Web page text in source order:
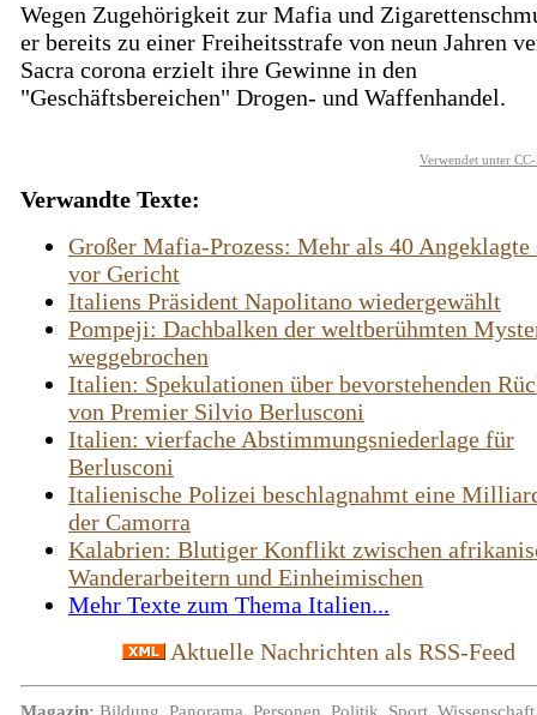
Wegen Zugehörigkeit zur Mafia und
er bereits zu einer Freiheitsstrafe von neun Jahren
Sacra corona erzielt ihre Gewinne in den
"Geschäftsbereichen" Drogen- und Waffenhandel.
Verwendet unter
Verwandte Texte:
Großer Mafia-Prozess: Mehr als 40 Angeklagte
vor Gericht
Italiens Präsident Napolitano wiedergewählt
Pompeji: Dachbalken der weltberühmten
weggebrochen
Italien: Spekulationen über bevorstehenden
von Premier Silvio Berlusconi
Italien: vierfache Abstimmungsniederlage für
Berlusconi
Italienische Polizei beschlagnahmt eine
der Camorra
Kalabrien: Blutiger Konflikt zwischen
Wanderarbeitern und Einheimischen
Mehr Texte zum Thema Italien...
Aktuelle Nachrichten als RSS-Feed